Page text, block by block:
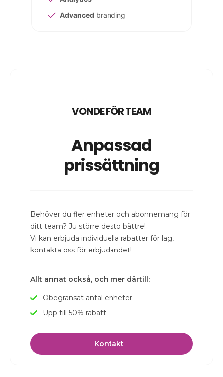
Advanced branding
VONDE FÖR TEAM
Anpassad
prissättning
Behöver du fler enheter och abonnemang för
ditt team? Ju större desto bättre!
Vi kan erbjuda individuella rabatter för lag,
kontakta oss för erbjudandet!
Allt annat också, och mer därtill:
Obegränsat antal enheter
Upp till 50% rabatt
Kontakt